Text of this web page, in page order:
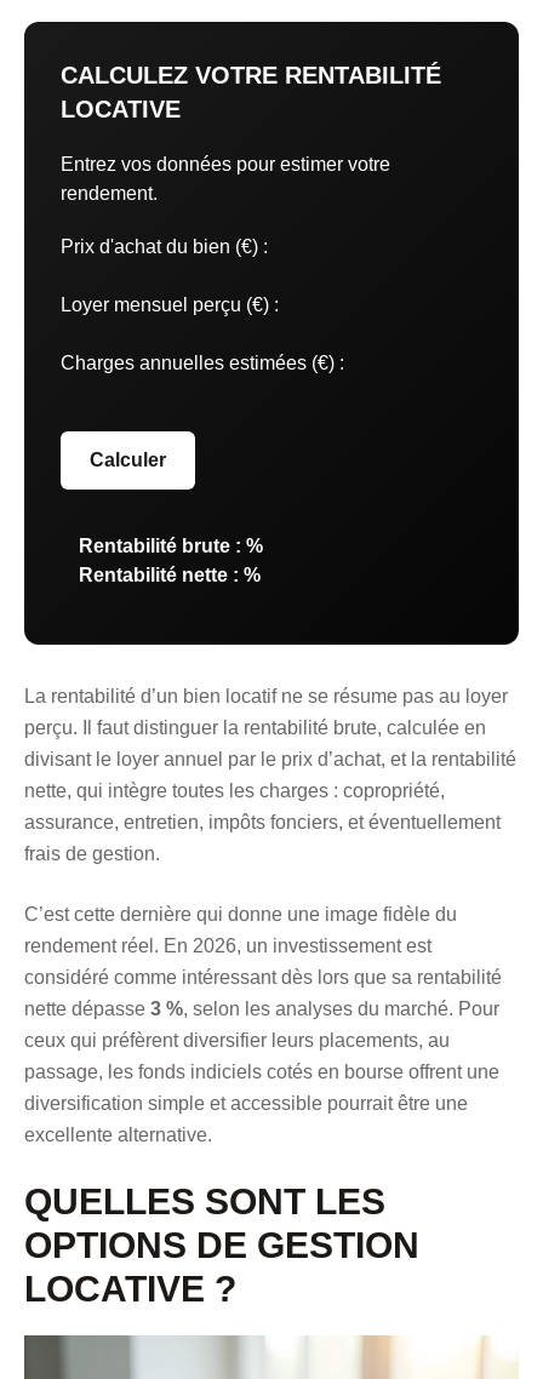
CALCULEZ VOTRE RENTABILITÉ
LOCATIVE
Entrez vos données pour estimer votre
rendement.
Prix d'achat du bien (€) :
Loyer mensuel perçu (€) :
Charges annuelles estimées (€) :
Calculer
Rentabilité brute : %
Rentabilité nette : %
La rentabilité d’un bien locatif ne se résume pas au loyer
perçu. Il faut distinguer la rentabilité brute, calculée en
divisant le loyer annuel par le prix d’achat, et la rentabilité
nette, qui intègre toutes les charges : copropriété,
assurance, entretien, impôts fonciers, et éventuellement
frais de gestion.
C’est cette dernière qui donne une image fidèle du
rendement réel. En 2026, un investissement est
considéré comme intéressant dès lors que sa rentabilité
nette dépasse 3 %, selon les analyses du marché. Pour
ceux qui préfèrent diversifier leurs placements, au
passage, les fonds indiciels cotés en bourse offrent une
diversification simple et accessible pourrait être une
excellente alternative.
QUELLES SONT LES
OPTIONS DE GESTION
LOCATIVE ?